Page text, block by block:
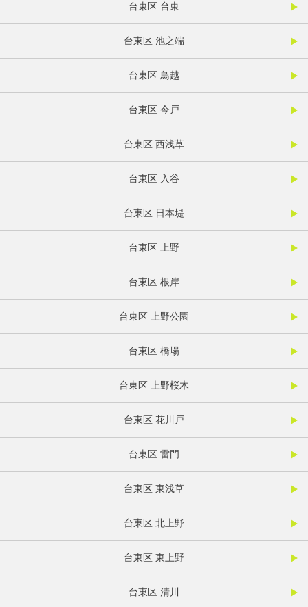
台東区 台東
台東区 池之端
台東区 鳥越
台東区 今戸
台東区 西浅草
台東区 入谷
台東区 日本堤
台東区 上野
台東区 根岸
台東区 上野公園
台東区 橋場
台東区 上野桜木
台東区 花川戸
台東区 雷門
台東区 東浅草
台東区 北上野
台東区 東上野
台東区 清川